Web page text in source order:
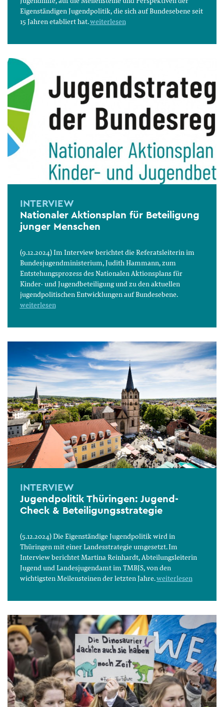
Eigenständigen Jugendpolitik, die sich auf Bundesebene seit
15 Jahren etabliert hat.weiterlesen
INTERVIEW
Nationaler Aktionsplan für Beteiligung
junger Menschen
(9.12.2024) Im Interview berichtet die Referatsleiterin im
Bundesjugendministerium, Judith Hammann, zum
Entstehungsprozess des Nationalen Aktionsplans für
Kinder- und Jugendbeteiligung und zu den aktuellen
jugendpolitischen Entwicklungen auf Bundesebene.
weiterlesen
INTERVIEW
Jugendpolitik Thüringen: Jugend-
Check & Beteiligungsstrategie
(5.12.2024) Die Eigenständige Jugendpolitik wird in
Thüringen mit einer Landesstrategie umgesetzt. Im
Interview berichtet Martina Reinhardt, Abteilungsleiterin
Jugend und Landesjugendamt im TMBJS, von den
wichtigsten Meilensteinen der letzten Jahre.weiterlesen